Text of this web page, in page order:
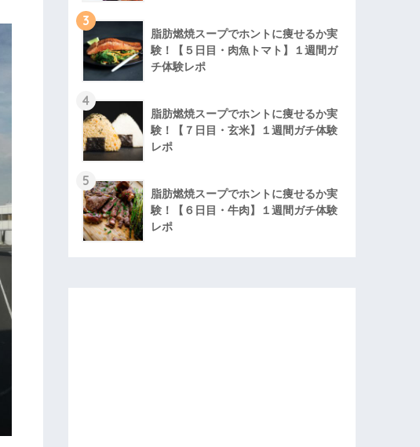
3
脂肪燃焼スープでホントに痩せるか実
験！【５日目・肉魚トマト】１週間ガ
チ体験レポ
4
脂肪燃焼スープでホントに痩せるか実
験！【７日目・玄米】１週間ガチ体験
レポ
5
脂肪燃焼スープでホントに痩せるか実
験！【６日目・牛肉】１週間ガチ体験
レポ